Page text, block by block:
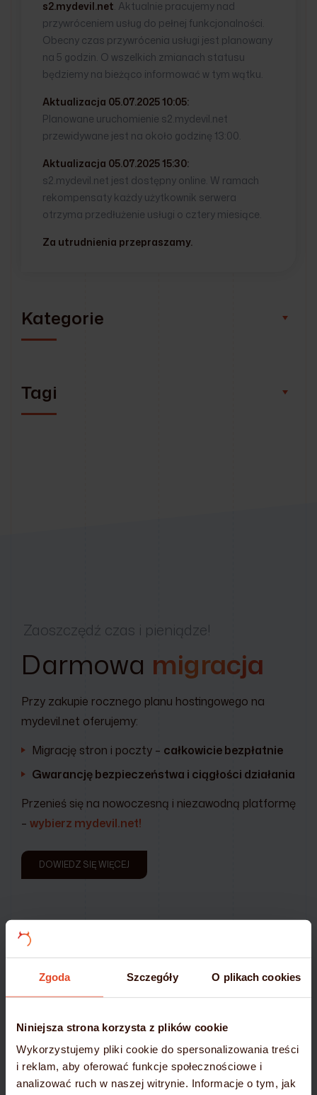
Zgoda Szczegóły O plikach cookies
Niniejsza strona korzysta z plików cookie
Wykorzystujemy pliki cookie do spersonalizowania treści
i reklam, aby oferować funkcje społecznościowe i
analizować ruch w naszej witrynie. Informacje o tym, jak
s2.mydevil.net . Aktualnie pracujemy nad
przywróceniem usług do pełnej funkcjonalności.
Obecny czas przywrócenia usługi jest planowany
na 5 godzin. O wszelkich zmianach statusu
będziemy na bieżąco informować w tym wątku.
Aktualizacja 05.07.2025 10:05:
Planowane uruchomienie s2.mydevil.net
przewidywane jest na około godzinę 13:00.
Aktualizacja 05.07.2025 15:30:
s2.mydevil.net jest dostępny online. W ramach
rekompensaty każdy użytkownik serwera
otrzyma przedłużenie usługi o cztery miesiące.
Za utrudnienia przepraszamy.
Kategorie
Tagi
Zaoszczędź czas i pieniądze!
Darmowa migracja
Przy zakupie rocznego planu hostingowego na
mydevil.net oferujemy:
Migrację stron i poczty – całkowicie bezpłatnie
Gwarancję bezpieczeństwa i ciągłości działania
Przenieś się na nowoczesną i niezawodną platformę
– wybierz mydevil.net!
DOWIEDZ SIĘ WIĘCEJ